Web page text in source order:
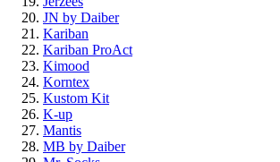
JN by Daiber
Kariban
Kariban ProAct
Kimood
Korntex
Kustom Kit
K-up
Mantis
MB by Daiber